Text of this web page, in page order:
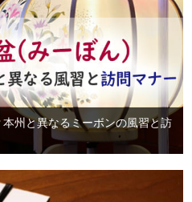
州と異なるミーボンの風習と訪